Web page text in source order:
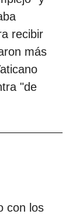
recibir
más
"de
con los